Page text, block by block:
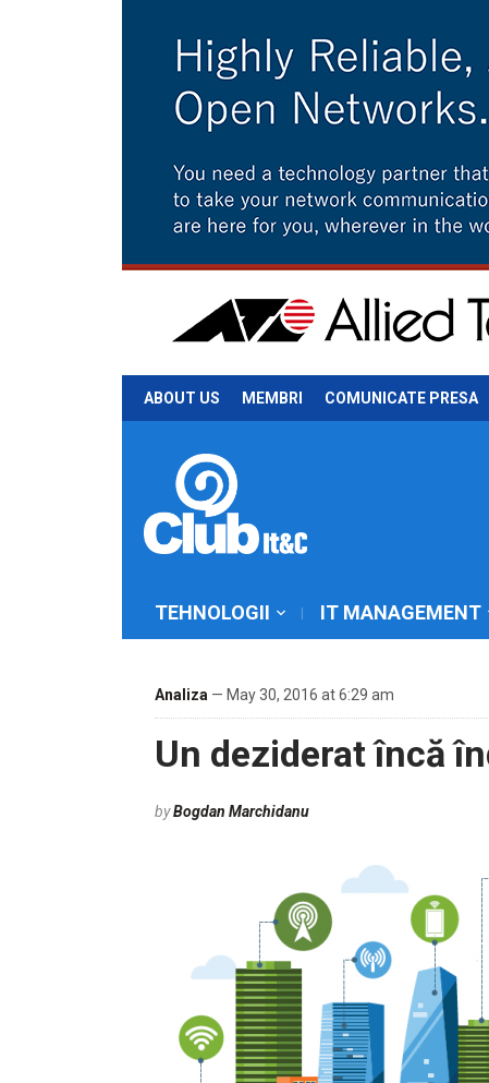
ABOUT US MEMBRI COMUNICATE PRESA
TEHNOLOGII IT MANAGEMENT
Analiza — May 30, 2016 at 6:29 am
Un deziderat încă
byBogdan Marchidanu